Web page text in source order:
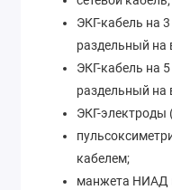
ЭКГ-кабель на
раздельный на
ЭКГ-кабель на
раздельный на
ЭКГ-электроды
кабелем;
манжета НИАД